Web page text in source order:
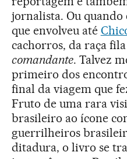
jornalista. Ou quando
que envolveu até
cachorros, da raça
comandante. Talvez
primeiro dos
final da viagem que
Fruto de uma rara
brasileiro ao ícone
guerrilheiros
ditadura, o livro se